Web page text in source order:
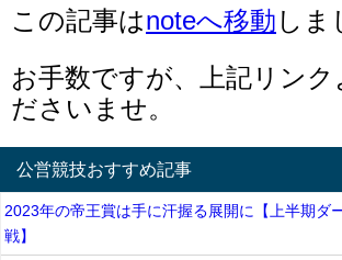
この記事はnoteへ移動 しま
お手数ですが、上記リンク
ださいませ。
公営競技おすすめ記事
2023年の帝王賞は手に汗握る展開に【上半期ダ
戦】